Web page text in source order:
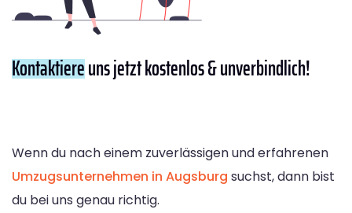
Kontaktiereuns jetzt kostenlos & unverbindlich!
Wenn du nach einem zuverlässigen und erfahrenen
Umzugsunternehmen in Augsburg suchst, dann bist
du bei uns genau richtig.